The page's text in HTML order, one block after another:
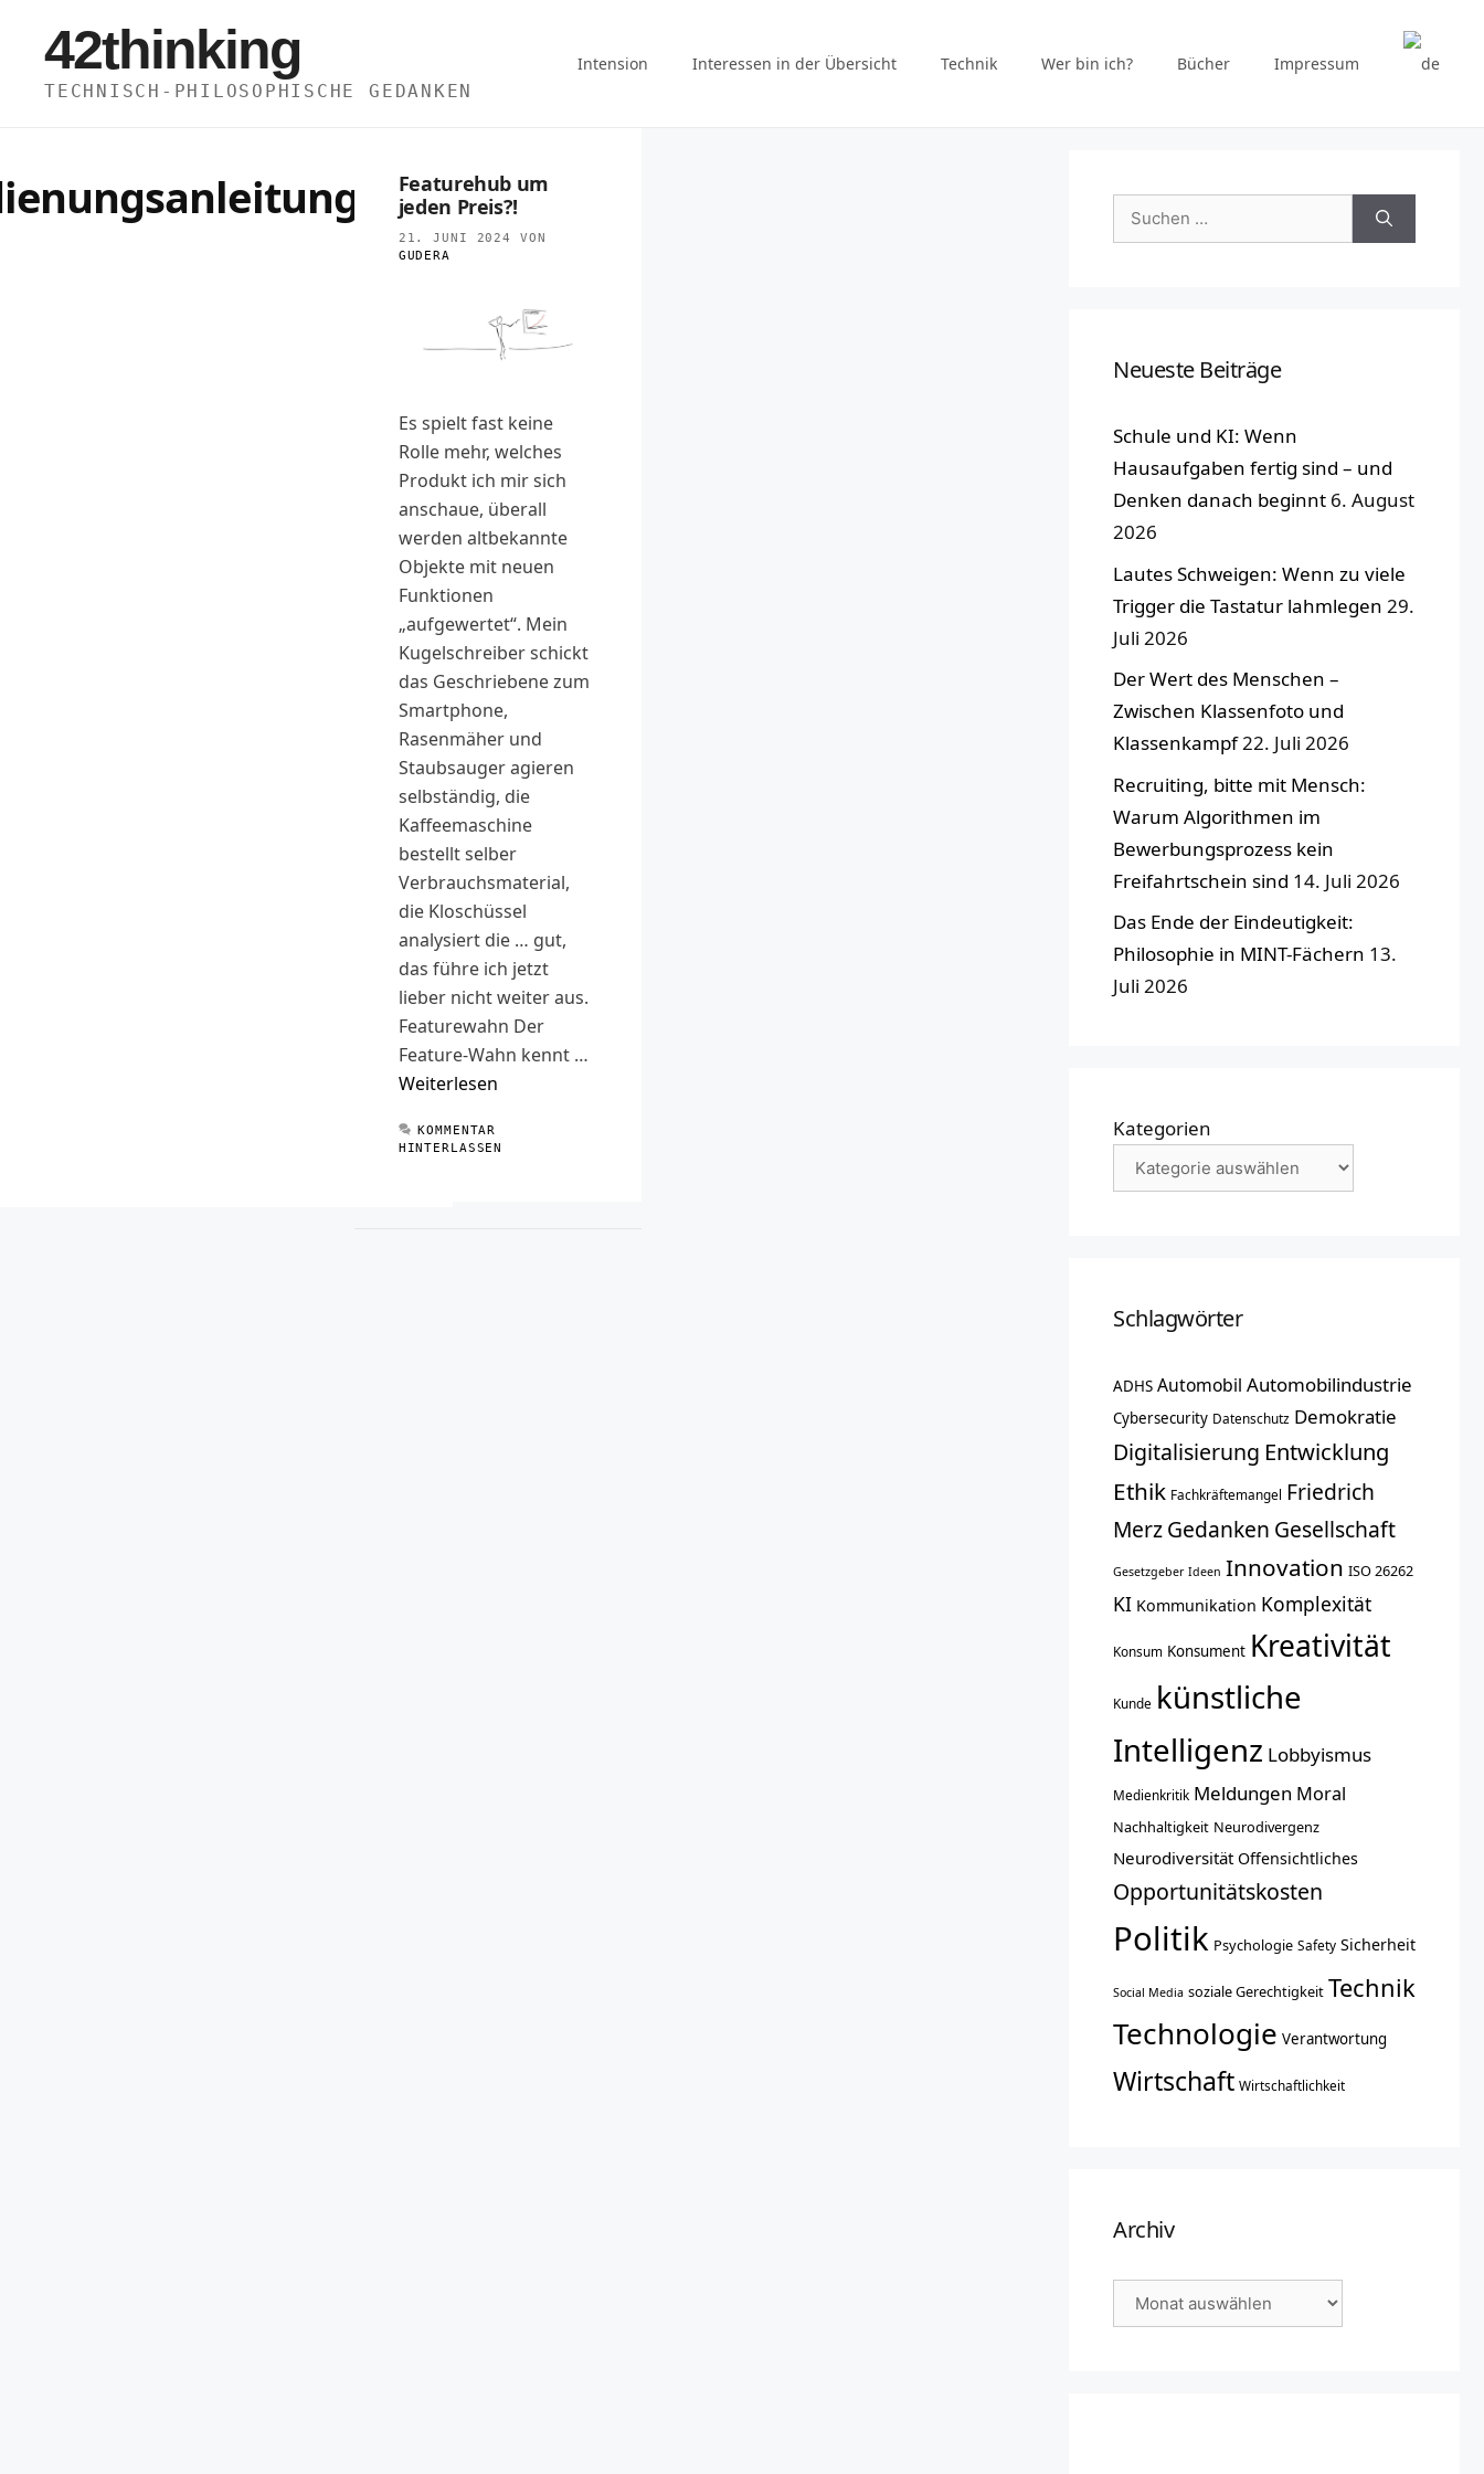
Inhalt
springen
42thinking
TECHNISCH-PHILOSOPHISCHE GEDANKEN
Intension Interessen in der Übersicht Technik Wer bin ich? Bücher Impressum
Featurehub um
jeden Preis?!
21. JUNI 2024
VON
GUDERA
Es spielt fast keine
Rolle mehr, welches
Produkt ich mir sich
anschaue, überall
werden altbekannte
Objekte mit neuen
Funktionen
„aufgewertet“. Mein
Kugelschreiber schickt
das Geschriebene zum
Smartphone,
Rasenmäher und
Staubsauger agieren
selbständig, die
Kaffeemaschine
bestellt selber
Verbrauchsmaterial,
die Kloschüssel
analysiert die … gut,
das führe ich jetzt
lieber nicht weiter aus.
Featurewahn Der
Feature-Wahn kennt …
Weiterlesen
KOMMENTAR
HINTERLASSEN
Suchen
nach:
Neueste Beiträge
Schule und KI: Wenn
Hausaufgaben fertig sind – und
Denken danach beginnt 6. August
2026
Lautes Schweigen: Wenn zu viele
Trigger die Tastatur lahmlegen 29.
Juli 2026
Der Wert des Menschen –
Zwischen Klassenfoto und
Klassenkampf22. Juli 2026
Recruiting, bitte mit Mensch:
Warum Algorithmen im
Bewerbungsprozess kein
Freifahrtschein sind 14. Juli 2026
Das Ende der Eindeutigkeit:
Philosophie in MINT-Fächern 13.
Juli 2026
Kategorien
Schlagwörter
ADHS Automobil Automobilindustrie
Cybersecurity Datenschutz Demokratie
Digitalisierung Entwicklung
Ethik Fachkräftemangel Friedrich
MerzGedanken Gesellschaft
Gesetzgeber Ideen Innovation ISO 26262
KI Kommunikation Komplexität
Konsum Konsument Kreativität
Kunde künstliche
Intelligenz Lobbyismus
Medienkritik Meldungen Moral
Nachhaltigkeit Neurodivergenz
Neurodiversität Offensichtliches
Opportunitätskosten
Politik Psychologie Safety Sicherheit
Social Media soziale Gerechtigkeit Technik
Technologie Verantwortung
Wirtschaft Wirtschaftlichkeit
Archiv
Archiv